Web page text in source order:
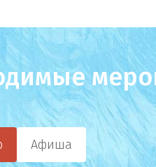
Афиша